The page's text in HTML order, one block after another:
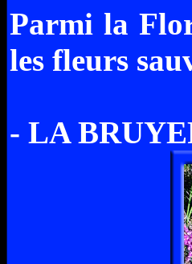
Parmi la
les fleurs
- LA